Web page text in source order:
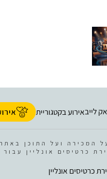
לייבאירוע בקטגוריית
המכירה ועל התוכן
כרטיסים אונליין עבור
כרטיסים אונליין